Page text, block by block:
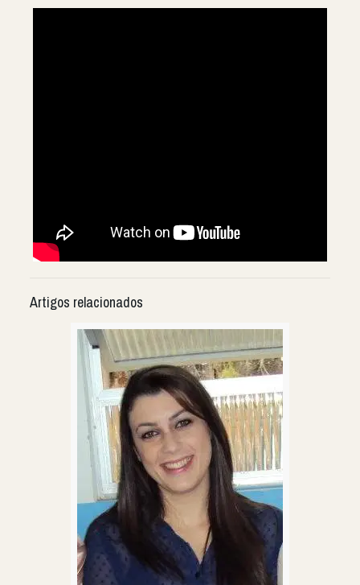
Artigos relacionados